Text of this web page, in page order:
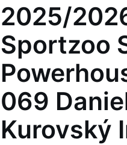
2025/
Sportzoo
069
Kurovský